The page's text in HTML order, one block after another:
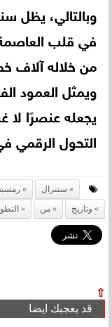
وبالتالي، يظل
في قلب
من خلاله آلاف
ويمثل العمود
يجعله عنصرًا
التحول الرقمي
سنترال
وتاريخ
من
⇧
قد يعجبك ايضا